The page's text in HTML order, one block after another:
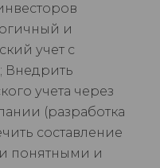
и
учет с
Внедрить
учета через
(разработка
составление
понятными и